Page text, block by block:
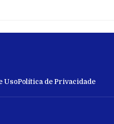
UsoPolítica de Privacidade